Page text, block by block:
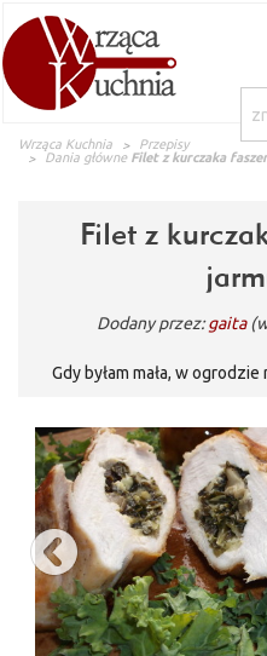
Wrząca Kuchnia
Przepisy
Dania główne Filet z kurczaka
Filet z
Dodany przez:gaita
Gdy byłam mała, w
skądinąd bardzo ładne. Moim
niż zielona sałata, która go z
Dzisiaj jarmuż wraca jako
pojawia się jako składnik
takiego